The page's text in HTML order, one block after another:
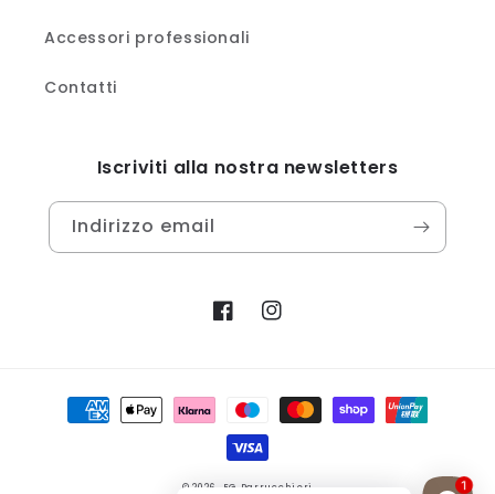
Accessori professionali
Contatti
Iscriviti alla nostra newsletters
Indirizzo email
FacebookInstagram
Metodi
© 2026, EG Parrucchieri 1